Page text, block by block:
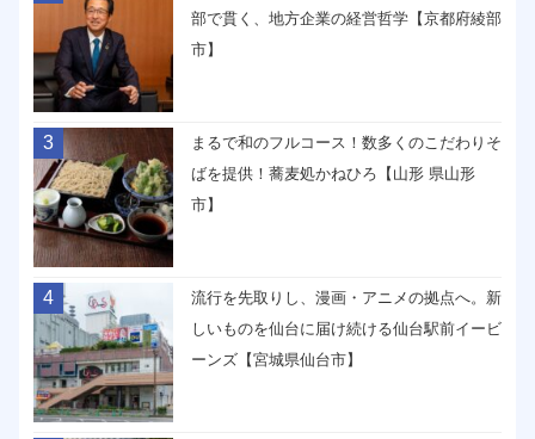
部で貫く、地方企業の経営哲学【京都府綾部
市】
3
まるで和のフルコース！数多くのこだわりそ
ばを提供！蕎麦処かねひろ【山形 県山形
市】
4
流行を先取りし、漫画・アニメの拠点へ。新
しいものを仙台に届け続ける仙台駅前イービ
ーンズ【宮城県仙台市】